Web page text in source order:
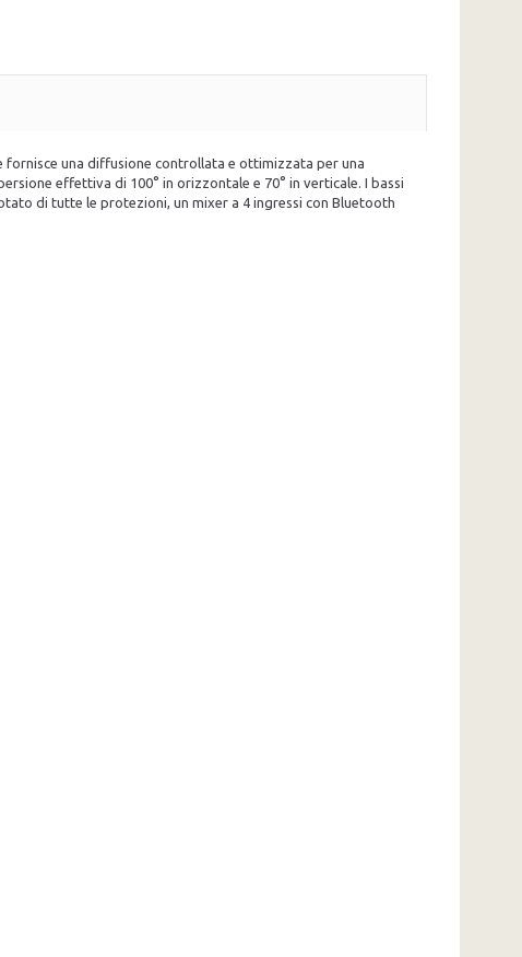
una diffusione controllata e ottimizzata per una
effettiva di 100° in orizzontale e 70° in verticale. I bassi
di tutte le protezioni, un mixer a 4 ingressi con Bluetooth